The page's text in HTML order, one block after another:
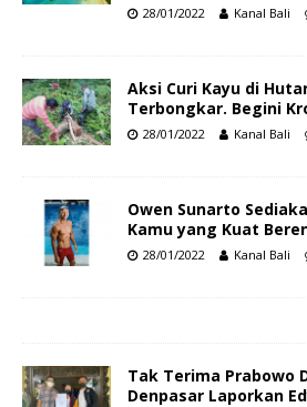
28/01/2022 Kanal Bali
Aksi Curi Kayu di
Terbongkar. Begini
28/01/2022 Kanal Bali
Owen Sunarto
Kamu yang Kuat
28/01/2022 Kanal Bali
Tak Terima Prabowo
Denpasar Laporkan